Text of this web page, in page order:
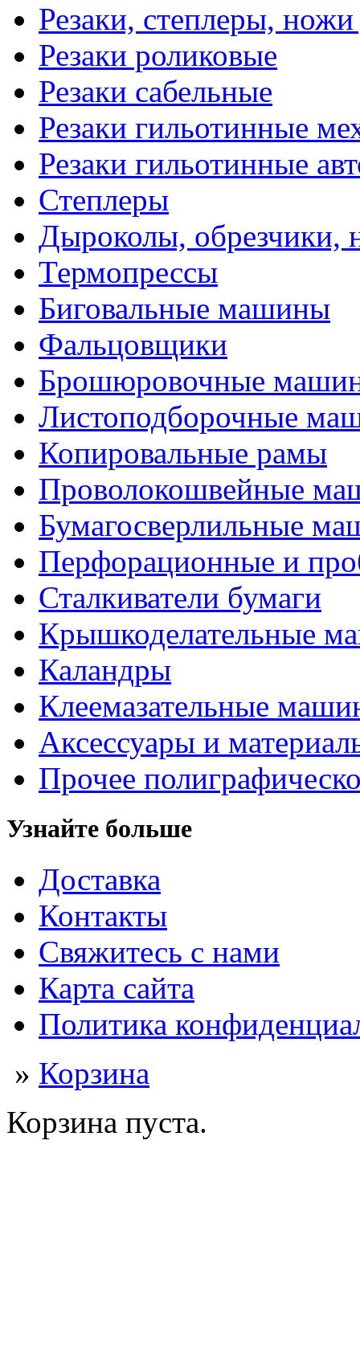
Резаки, степлеры, ножи
Резаки роликовые
Резаки сабельные
Резаки гильотинные
Резаки гильотинные
Степлеры
Дыроколы, обрезчики,
Термопрессы
Биговальные машины
Фальцовщики
Брошюровочные
Листоподборочные
Копировальные рамы
Проволокошвейные
Бумагосверлильные
Перфорационные и
Сталкиватели бумаги
Крышкоделательные
Каландры
Клеемазательные
Аксеcсуары и
Прочее
Узнайте больше
Доставка
Контакты
Свяжитесь с нами
Карта сайта
Политика
» Корзина
Корзина пуста.